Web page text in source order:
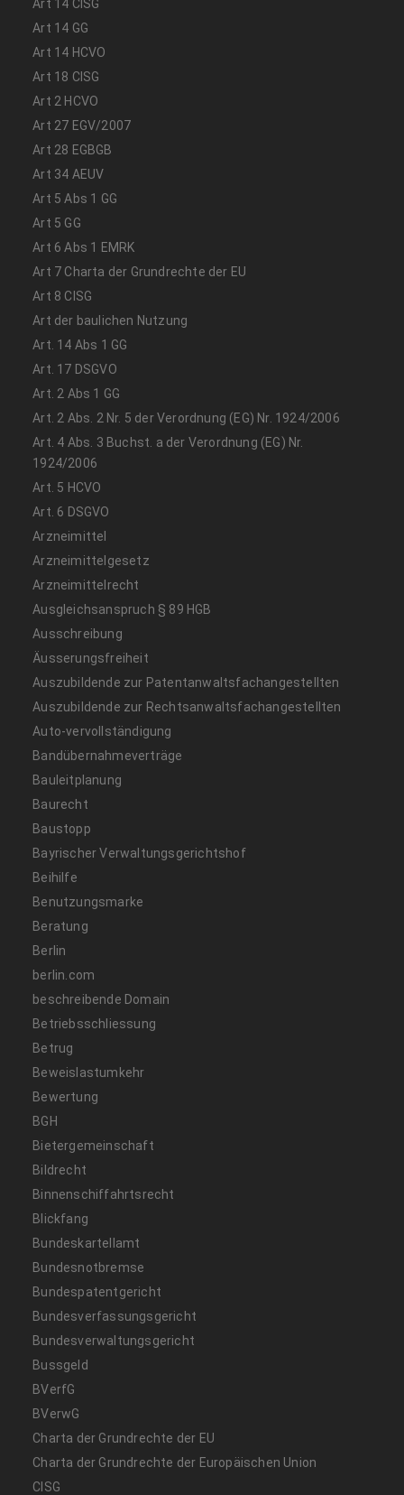
Art 14 CISG
Art 14 GG
Art 14 HCVO
Art 18 CISG
Art 2 HCVO
Art 27 EGV/2007
Art 28 EGBGB
Art 34 AEUV
Art 5 Abs 1 GG
Art 5 GG
Art 6 Abs 1 EMRK
Art 7 Charta der Grundrechte der EU
Art 8 CISG
Art der baulichen Nutzung
Art. 14 Abs 1 GG
Art. 17 DSGVO
Art. 2 Abs 1 GG
Art. 2 Abs. 2 Nr. 5 der Verordnung (EG) Nr. 1924/2006
Art. 4 Abs. 3 Buchst. a der Verordnung (EG) Nr.
1924/2006
Art. 5 HCVO
Art. 6 DSGVO
Arzneimittel
Arzneimittelgesetz
Arzneimittelrecht
Ausgleichsanspruch § 89 HGB
Ausschreibung
Äusserungsfreiheit
Auszubildende zur Patentanwaltsfachangestellten
Auszubildende zur Rechtsanwaltsfachangestellten
Auto-vervollständigung
Bandübernahmeverträge
Bauleitplanung
Baurecht
Baustopp
Bayrischer Verwaltungsgerichtshof
Beihilfe
Benutzungsmarke
Beratung
Berlin
berlin.com
beschreibende Domain
Betriebsschliessung
Betrug
Beweislastumkehr
Bewertung
BGH
Bietergemeinschaft
Bildrecht
Binnenschiffahrtsrecht
Blickfang
Bundeskartellamt
Bundesnotbremse
Bundespatentgericht
Bundesverfassungsgericht
Bundesverwaltungsgericht
Bussgeld
BVerfG
BVerwG
Charta der Grundrechte der EU
Charta der Grundrechte der Europäischen Union
CISG